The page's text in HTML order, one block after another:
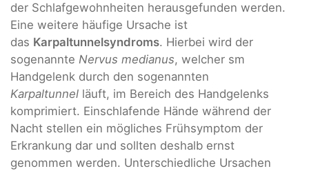
der Schlafgewohnheiten herausgefunden werden.
Eine weitere häufige Ursache ist
das Karpaltunnelsyndroms. Hierbei wird der
sogenannte Nervus medianus, welcher sm
Handgelenk durch den sogenannten
Karpaltunnel läuft, im Bereich des Handgelenks
komprimiert. Einschlafende Hände während der
Nacht stellen ein mögliches Frühsymptom der
Erkrankung dar und sollten deshalb ernst
genommen werden. Unterschiedliche Ursachen